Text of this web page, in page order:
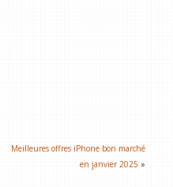
Meilleures offres iPhone bon marché
en janvier 2025 »